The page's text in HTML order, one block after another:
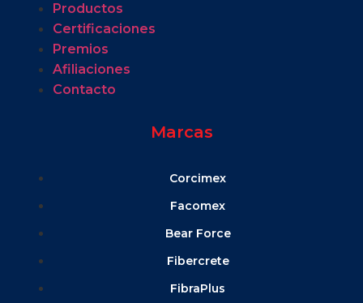
Productos
Certificaciones
Premios
Afiliaciones
Contacto
Marcas
Corcimex
Facomex
Bear Force
Fibercrete
FibraPlus